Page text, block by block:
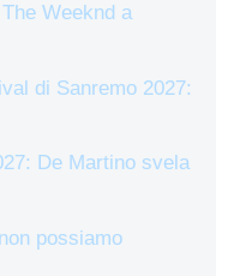
Weeknd a
di Sanremo 2027:
De Martino svela
possiamo